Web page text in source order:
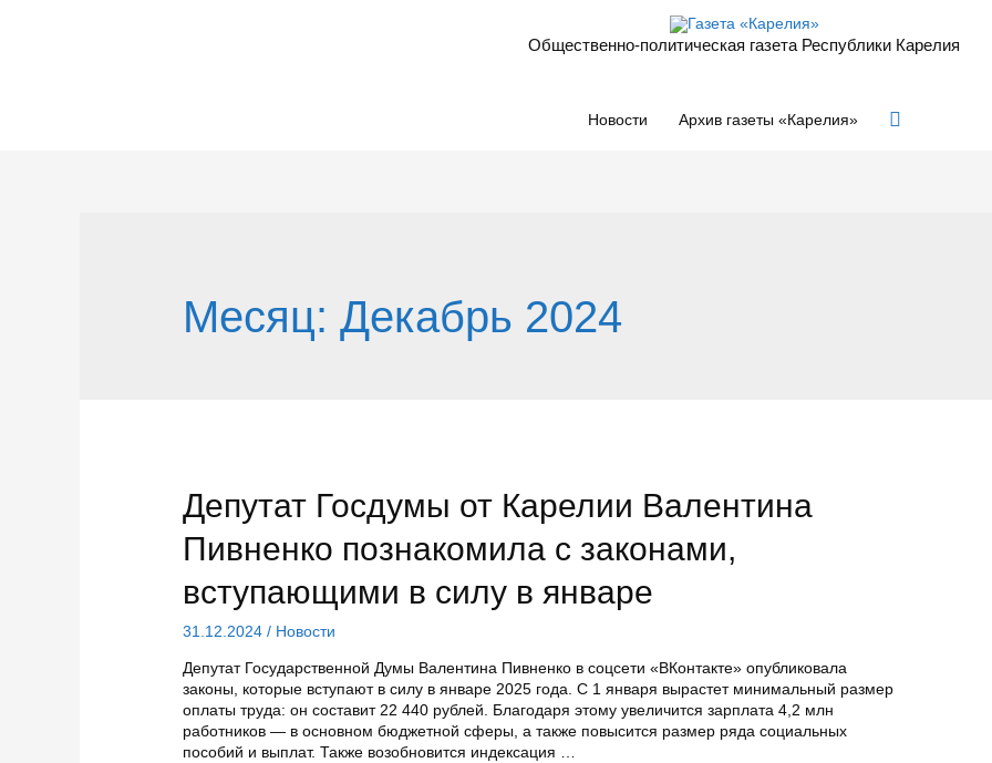
Общественно-политическая газета Республики Карелия
Новости Архив газеты «Карелия» Поиск
Месяц:Декабрь 2024
Депутат Госдумы от Карелии Валентина
Пивненко познакомила с законами,
вступающими в силу в январе
31.12.2024 / Новости
Депутат Государственной Думы Валентина Пивненко в соцсети «ВКонтакте» опубликовала
законы, которые вступают в силу в январе 2025 года. С 1 января вырастет минимальный размер
оплаты труда: он составит 22 440 рублей. Благодаря этому увеличится зарплата 4,2 млн
работников — в основном бюджетной сферы, а также повысится размер ряда социальных
пособий и выплат. Также возобновится индексация …